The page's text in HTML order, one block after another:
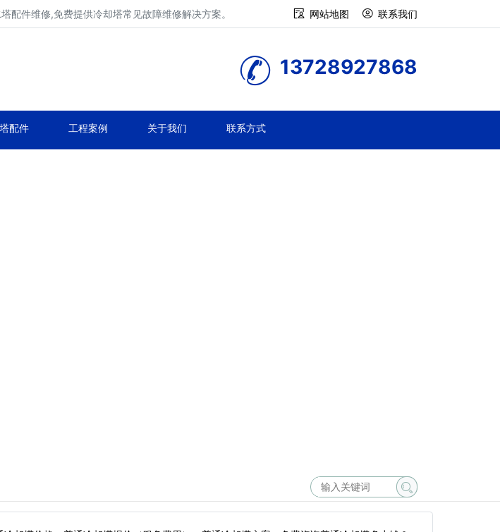
配件维修,免费提供冷却塔常见故障维修解决方案。 网站地图 联系我们
13728927868
配件 工程案例 关于我们 联系方式